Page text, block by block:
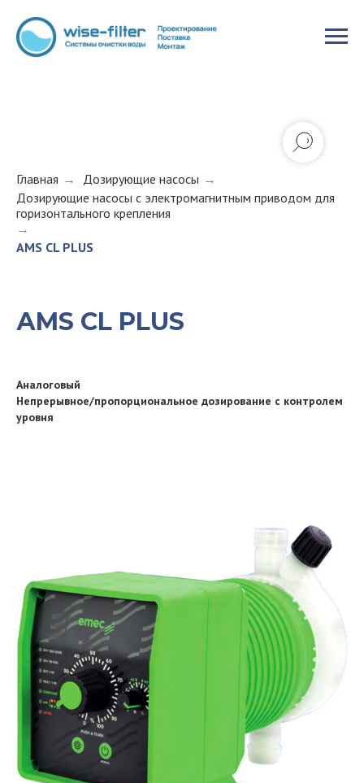
Главная → Дозирующие насосы →
Дозирующие насосы с электромагнитным приводом для
горизонтального крепления
→
AMS CL PLUS
АMS СL PLUS
Аналоговый
Непрерывное/пропорциональное дозирование с контролем
уровня